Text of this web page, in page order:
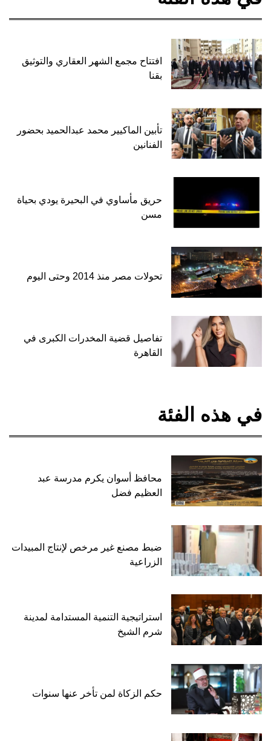
افتتاح مجمع الشهر العقاري والتوثيق
بقنا
تأبين الماكيير محمد عبدالحميد بحضور
الفنانين
حريق مأساوي في البحيرة يودي بحياة
مسن
تحولات مصر منذ 2014 وحتى اليوم
تفاصيل قضية المخدرات الكبرى في
القاهرة
في هذه الفئة
محافظ أسوان يكرم مدرسة عبد
العظيم فضل
ضبط مصنع غير مرخص لإنتاج المبيدات
الزراعية
استراتيجية التنمية المستدامة لمدينة
شرم الشيخ
حكم الزكاة لمن تأخر عنها سنوات